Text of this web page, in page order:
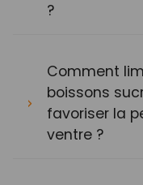
?
Comment
boissons
favoriser la
ventre ?